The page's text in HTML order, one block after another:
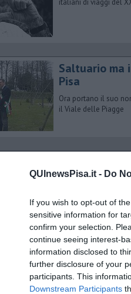
QUInewsPisa.it - Do
If you wish to opt-out of
sensitive information for
confirm your selection.
continue seeing interest-
information disclosed to
further disclosure of your
participants. This
Downstream Participants
italiani di viaggi del
Saltuario ma
Pisa
Ora portano il suo
il Viale delle Piagge
Giochi, animazione,
Parchi e
Firmata l'ordinanza
aree gioco del